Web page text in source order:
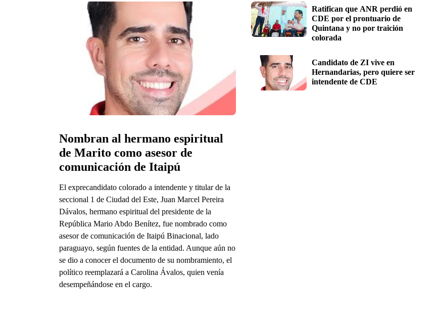
Nombran al hermano espiritual
de Marito como asesor de
comunicación de Itaipú
El exprecandidato colorado a intendente y titular de la
seccional 1 de Ciudad del Este, Juan Marcel Pereira
Dávalos, hermano espiritual del presidente de la
República Mario Abdo Benítez, fue nombrado como
asesor de comunicación de Itaipú Binacional, lado
paraguayo, según fuentes de la entidad. Aunque aún no
se dio a conocer el documento de su nombramiento, el
político reemplazará a Carolina Ávalos, quien venía
desempeñándose en el cargo.
Ratifican que ANR perdió en
CDE por el prontuario de
Quintana y no por traición
colorada
Candidato de ZI vive en
Hernandarias, pero quiere ser